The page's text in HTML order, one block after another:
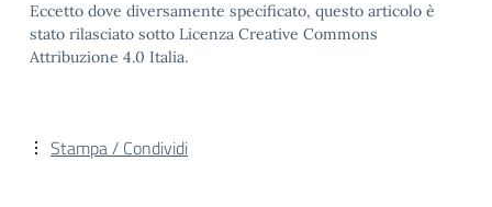
Eccetto dove diversamente specificato, questo articolo è
stato rilasciato sotto Licenza Creative Commons
Attribuzione 4.0 Italia.
Stampa / Condividi